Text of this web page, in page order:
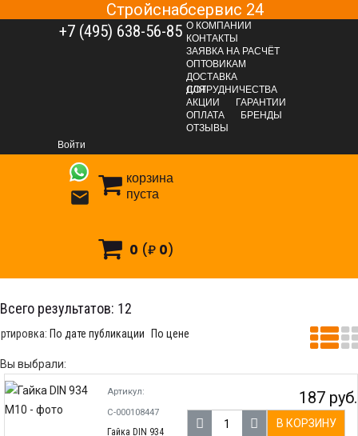
Стройснабсервис 24
+7 (495) 638-56-85 О КОМПАНИИ
КОНТАКТЫ
ЗАЯВКА НА РАСЧЁТ
ОПТОВИКАМ
ДОСТАВКА
ДЛЯ СОТРУДНИЧЕСТВА
АКЦИИ
ГАРАНТИИ
ОПЛАТА
БРЕНДЫ
ОТЗЫВЫ
Войти

корзина
пуста
0 (₽ 0)
Метрический крепёж
Гайки
Гайка шестигранная, оцинкованная DIN 934
Гайка в килограммовой промышленной упаковке DIN 934
в килограммовой промышленной упаковке DIN
Всего результатов: 12
По дате публикации По цене
Вы выбрали:
Артикул:
С-000108447
Гайка DIN 934
187 руб.
В КОРЗИНУ